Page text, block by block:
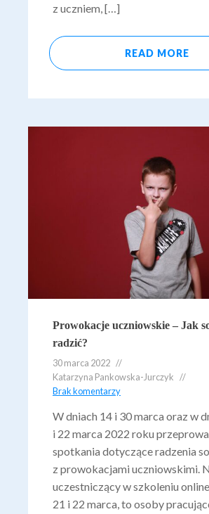
z uczniem, […]
READ MORE
Prowokacje uczniowskie – Jak
radzić?
30 marca 2022
Katarzyna Pankowska-Jurczyk
Brak komentarzy
W dniach 14 i 30 marca oraz w
i 22 marca 2022 roku
spotkania dotyczące radzenia
z prowokacjami uczniowskimi.
uczestniczący w szkoleniu
21 i 22 marca, to osoby